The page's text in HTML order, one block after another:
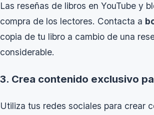
Las reseñas de libros en YouTube y
compra de los lectores. Contacta a
copia de tu libro a cambio de una
considerable.
3. Crea contenido exclusivo
Utiliza tus redes sociales para crear